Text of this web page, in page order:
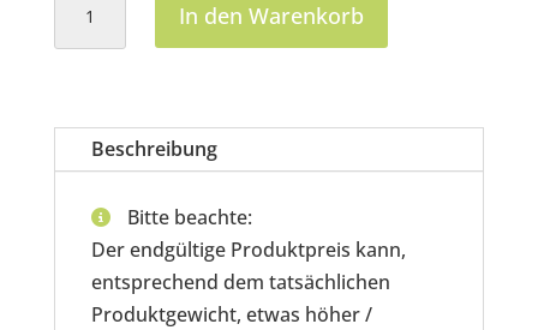
Menge
In den Warenkorb
Beschreibung
Bitte beachte:
Der endgültige Produktpreis kann,
entsprechend dem tatsächlichen
Produktgewicht, etwas höher /